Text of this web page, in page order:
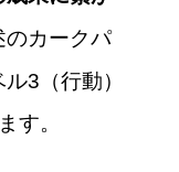
のカークパ
3（行動）
す。